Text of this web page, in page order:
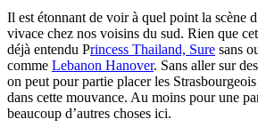
Il est étonnant de voir à quel point la scène
vivace chez nos voisins du sud. Rien que
déjà entendu Princess Thailand, Sure sans
comme Lebanon Hanover. Sans aller sur
on peut pour partie placer les Strasbourgeois
dans cette mouvance. Au moins pour une
beaucoup d’autres choses ici.